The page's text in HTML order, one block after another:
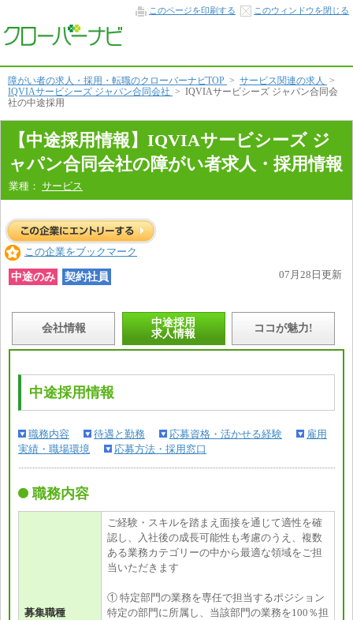
採
用
報
本
文
へ
このページを印刷する このウィンドウを閉じる
障がい者の求人・採用・転職のクローバーナビTOP > サービス関連の求人 >
IQVIAサービシーズ ジャパン合同会社 > IQVIAサービシーズ ジャパン合同会
社の中途採用
【中途採用情報】IQVIAサービシーズ ジ
ャパン合同会社の障がい者求人・採用情報
業種： サービス
この企業をブックマーク
中途のみ 契約社員 07月28日更新
会社情報
中途採用
求人情報
ココが魅力!
中途採用情報
職務内容 待遇と勤務 応募資格・活かせる経験
雇用
実績・職場環境
応募方法・採用窓口
職務内容
募集職種
ご経験・スキルを踏まえ面接を通じて適性を確
認し、入社後の成長可能性も考慮のうえ、複数
ある業務カテゴリーの中から最適な領域をご担
当いただきます
① 特定部門の業務を専任で担当するポジション
特定の部門に所属し、当該部門の業務を100％担